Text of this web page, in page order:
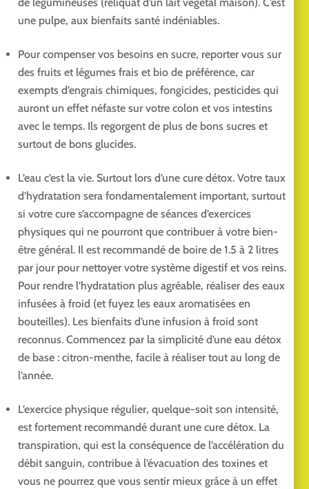
une pulpe, aux bienfaits santé indéniables.
Pour compenser vos besoins en sucre, reporter vous sur
des fruits et légumes frais et bio de préférence, car
exempts d’engrais chimiques, fongicides, pesticides qui
auront un effet néfaste sur votre colon et vos intestins
avec le temps. Ils regorgent de plus de bons sucres et
surtout de bons glucides.
L’eau c’est la vie. Surtout lors d’une cure détox. Votre taux
d’hydratation sera fondamentalement important, surtout
si votre cure s’accompagne de séances d’exercices
physiques qui ne pourront que contribuer à votre bien-
être général. Il est recommandé de boire de 1.5 à 2 litres
par jour pour nettoyer votre système digestif et vos reins.
Pour rendre l’hydratation plus agréable, réaliser des eaux
infusées à froid (et fuyez les eaux aromatisées en
bouteilles). Les bienfaits d’une infusion à froid sont
reconnus. Commencez par la simplicité d’une eau détox
de base : citron-menthe, facile à réaliser tout au long de
l’année.
L’exercice physique régulier, quelque-soit son intensité,
est fortement recommandé durant une cure détox. La
transpiration, qui est la conséquence de l’accélération du
débit sanguin, contribue à l’évacuation des toxines et
vous ne pourrez que vous sentir mieux grâce à un effet